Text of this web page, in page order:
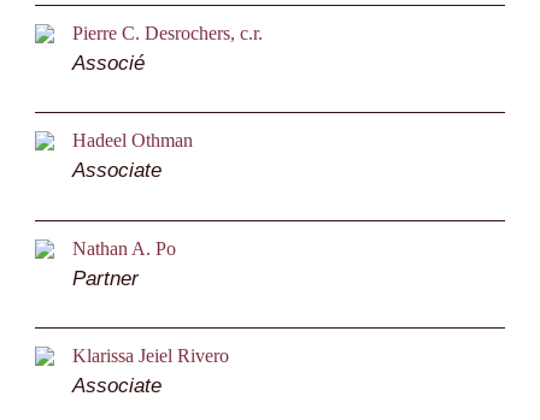
Pierre C. Desrochers, c.r.
Associé
Hadeel Othman
Associate
Nathan A. Po
Partner
Klarissa Jeiel Rivero
Associate